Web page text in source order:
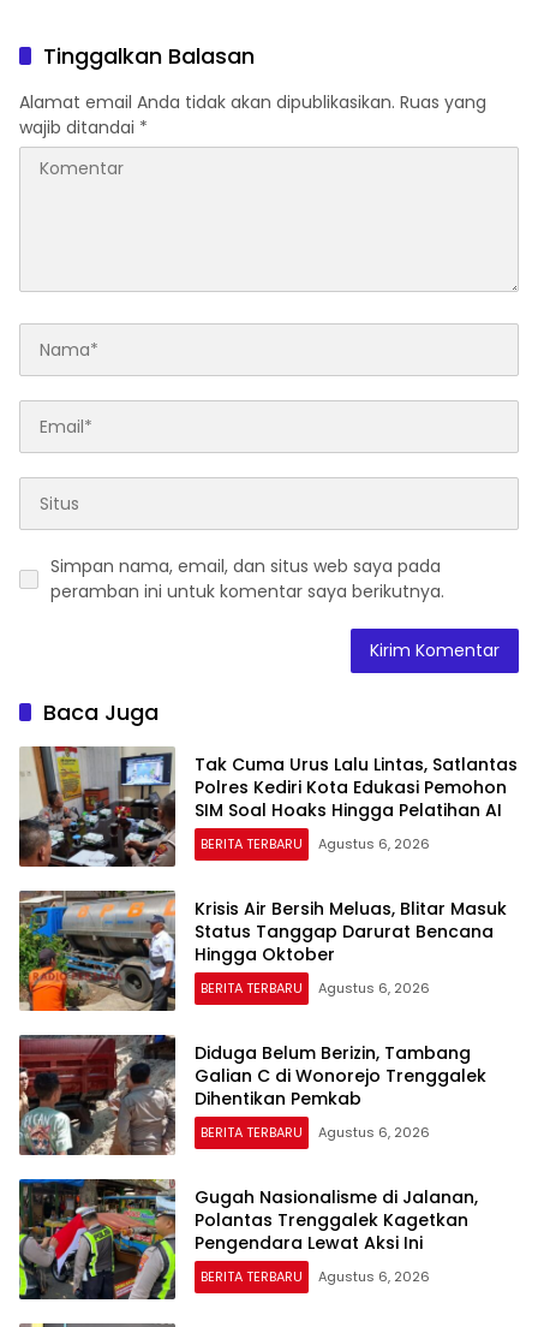
Tinggalkan Balasan
Alamat email Anda tidak akan dipublikasikan. Ruas yang
wajib ditandai *
Simpan nama, email, dan situs web saya pada
peramban ini untuk komentar saya berikutnya.
Baca Juga
Tak Cuma Urus Lalu Lintas, Satlantas
Polres Kediri Kota Edukasi Pemohon
SIM Soal Hoaks Hingga Pelatihan AI
BERITA TERBARU Agustus 6, 2026
Krisis Air Bersih Meluas, Blitar Masuk
Status Tanggap Darurat Bencana
Hingga Oktober
BERITA TERBARU Agustus 6, 2026
Diduga Belum Berizin, Tambang
Galian C di Wonorejo Trenggalek
Dihentikan Pemkab
BERITA TERBARU Agustus 6, 2026
Gugah Nasionalisme di Jalanan,
Polantas Trenggalek Kagetkan
Pengendara Lewat Aksi Ini
BERITA TERBARU Agustus 6, 2026